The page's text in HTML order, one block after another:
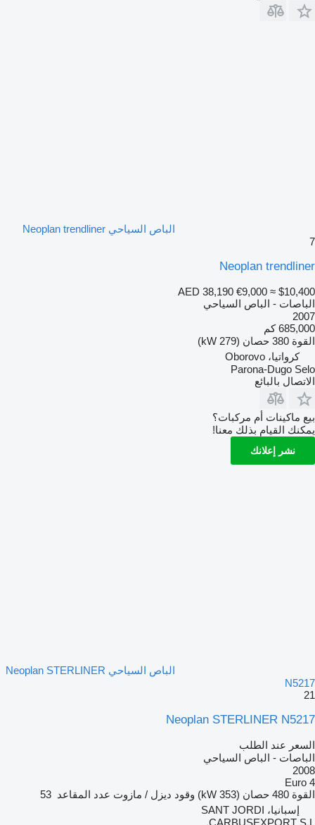
الباص السياحي Neoplan trendliner
7
Neoplan trendliner
AED 38,190 €9,000 ≈ $10,400
الباصات - الباص السياحي
2007
685,000 كم
القوة 380 حصان (279 kW)
كرواتيا، Oborovo
Parona-Dugo Selo
الاتصال بالبائع
بيع ماكينات أم مركبات؟
يمكنك القيام بذلك معنا!
نشر إعلانك
الباص السياحي Neoplan STERLINER
N5217
21
Neoplan STERLINER N5217
السعر عند الطلب
الباصات - الباص السياحي
2008
Euro 4
القوة 480 حصان (353 kW) وقود ديزل / مازوت عدد المقاعد 53
إسبانيا، SANT JORDI
CARBUSEXPORT S.L.